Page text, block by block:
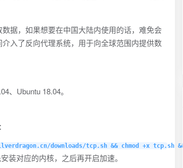
据，如果想要在中国大陆内使用的话，难免会
入了反向代理系统，用于向全球范围内提供数
、Ubuntu 18.04。
downloads/tcp.sh && chmod +x tcp.sh
装对应的内核，之后再开启加速。